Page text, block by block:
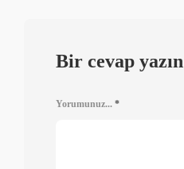
Bir cevap yazın
Yorumunuz... *